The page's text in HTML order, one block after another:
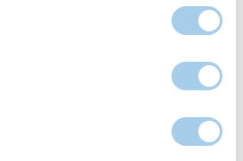
Restaurants
Apotheken